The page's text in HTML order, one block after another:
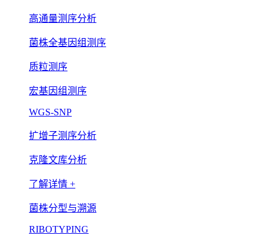
高通量测序分析
菌株全基因组测序
质粒测序
宏基因组测序
WGS-SNP
扩增子测序分析
克隆文库分析
了解详情 +
菌株分型与溯源
RIBOTYPING